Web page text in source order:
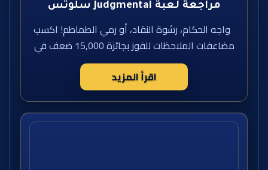
مراجعة لعبة Judgmental سلوتس
واجه الحكام، رشوة النقاد، أو رمي الطماطم! اكسب
مضاعفات الملاحظات للفوز بجائزة 15,000 ضعف في
اقرأ المزيد